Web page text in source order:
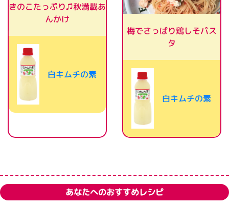
きのこたっぷり♫秋満載あ
んかけ
白キムチの素
梅でさっぱり鶏しそパス
タ
白キムチの素
あなたへのおすすめレシピ